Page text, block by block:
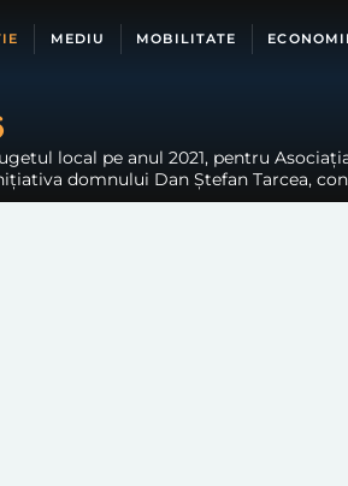
MEDIU MOBILITATE
local pe anul 2021, pentru
domnului Dan Ștefan Tarcea,